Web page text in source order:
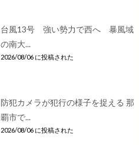
台風13号 強い勢力で西へ 暴風域
の南大...
2026/08/06 に投稿された
防犯カメラが犯行の様子を捉える 那
覇市で...
2026/08/06 に投稿された